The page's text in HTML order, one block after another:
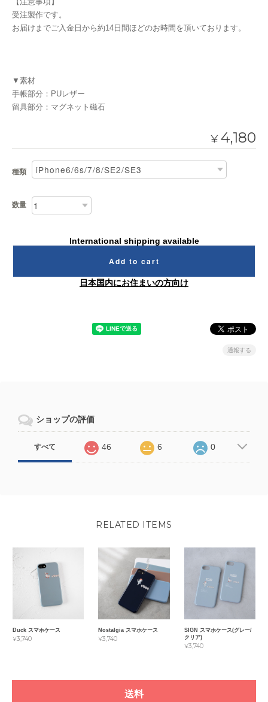
受注製作です。
お届けまでご入金日から約14日間ほどのお時間を頂いております。
▼素材
手帳部分：PUレザー
留具部分：マグネット磁石
¥4,180
種類
数量
International shipping available
Add to cart
日本国内にお住まいの方向け
通報する
ショップの評価
すべて 46 6 0
RELATED ITEMS
Duck スマホケース
¥3,740
Nostalgia スマホケース
¥3,740
SIGN スマホケース(グレー/
クリア)
¥3,740
送料